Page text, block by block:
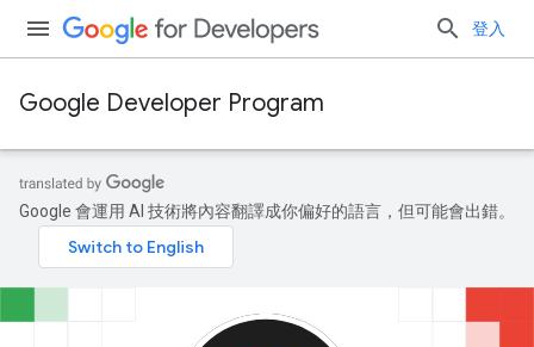
登入
Google Developer Program
Google 會運用 AI 技術將內容翻譯成你偏好的語言，但可能會出錯。